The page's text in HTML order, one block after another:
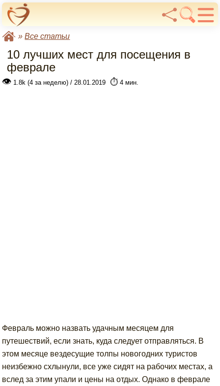
»Все статьи
10 лучших мест для посещения в
феврале
👁 1.8k (4 за неделю) / 28.01.2019 ⏱️ 4 мин.
Февраль можно назвать удачным месяцем для
путешествий, если знать, куда следует отправляться. В
этом месяце вездесущие толпы новогодних туристов
неизбежно схлынули, все уже сидят на рабочих местах, а
вслед за этим упали и цены на отдых. Однако в феврале